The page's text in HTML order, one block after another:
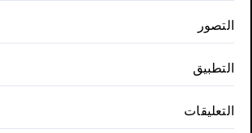
التصور
التطبيق
التعليقات